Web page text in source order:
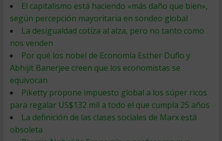
El capitalismo está haciendo «más daño que bien»,
según percepción mayoritaria en sondeo global
La desigualdad cotiza al alza, pero no tanto como
nos venden
Por qué los nobel de Economía Esther Duflo y
Abhijit Banerjee creen que los economistas se
equivocan
Piketty propone impuesto global a los súper ricos
para regalar US$132 mil a todo el que cumpla 25 años
La definición de las clases sociales de Marx está
obsoleta